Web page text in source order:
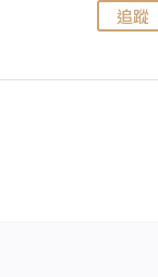
追蹤